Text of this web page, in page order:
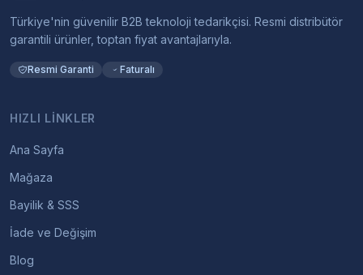
Türkiye'nin güvenilir B2B teknoloji tedarikçisi. Resmi distribütör
garantili ürünler, toptan fiyat avantajlarıyla.
Resmi Garanti Faturalı
HIZLI LINKLER
Ana Sayfa
Mağaza
Bayilik & SSS
İade ve Değişim
Blog